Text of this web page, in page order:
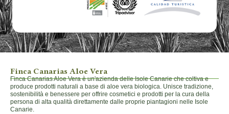
Finca Canarias Aloe Vera
Finca Canarias Aloe Vera è un'azienda delle Isole Canarie che coltiva e
produce prodotti naturali a base di aloe vera biologica. Unisce tradizione,
sostenibilità e benessere per offrire cosmetici e prodotti per la cura della
persona di alta qualità direttamente dalle proprie piantagioni nelle Isole
Canarie.